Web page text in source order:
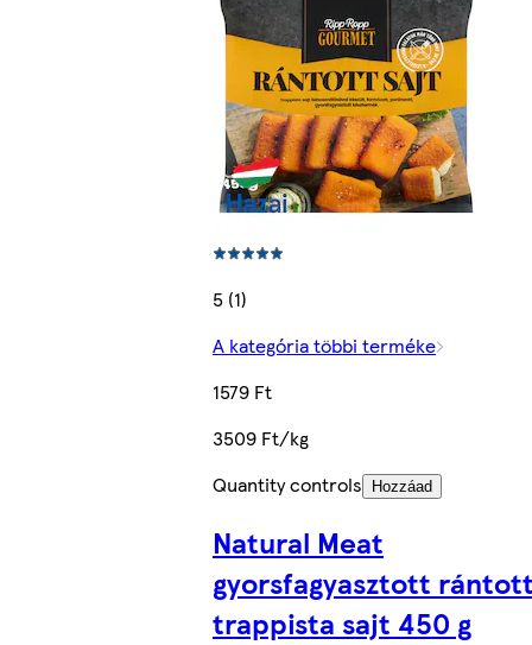
5 (1)
A kategória többi terméke
1579 Ft
3509 Ft/kg
Quantity controls
Hozzáad
Natural Meat
gyorsfagyasztott
trappista sajt 450 g